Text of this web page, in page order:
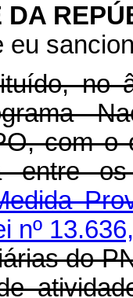
DA
eu
no
com o
os
nº
do